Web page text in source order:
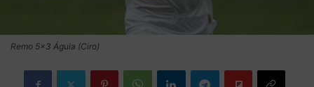
Remo 5x3 Águia (Ciro)